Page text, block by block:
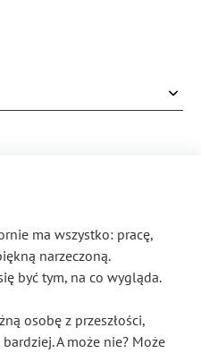
ma wszystko: pracę,
narzeczoną.
być tym, na co wygląda.
osobę z przeszłości,
A może nie? Może